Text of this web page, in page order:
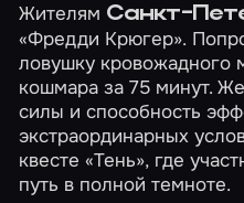
Жителям Санкт-
«Фредди Крюгер».
ловушку кровожадного
кошмара за 75 минут.
силы и способность
экстраординарных
квесте«Тень», где
путь в полной темноте.